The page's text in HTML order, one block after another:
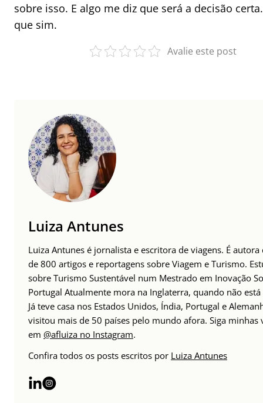
sobre isso. E algo me diz que será a decisão
que sim.
Avalie este post
Luiza Antunes
Luiza Antunes é jornalista e escritora de viagens. É autora
de 800 artigos e reportagens sobre Viagem e Turismo.
sobre Turismo Sustentável num Mestrado em Inovação
Portugal Atualmente mora na Inglaterra, quando não
Já teve casa nos Estados Unidos, Índia, Portugal e
visitou mais de 50 países pelo mundo afora. Siga minhas
em @afluiza no Instagram.
Confira todos os posts escritos por Luiza Antunes